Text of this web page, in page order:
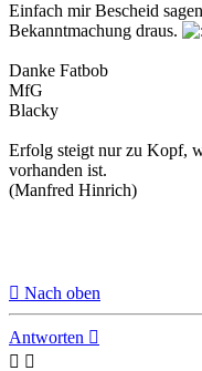
Einfach mir Bescheid
Bekanntmachung draus.
Danke Fatbob
MfG
Blacky
Erfolg steigt nur zu Kopf,
vorhanden ist.
(Manfred Hinrich)
Nach oben
Antworten